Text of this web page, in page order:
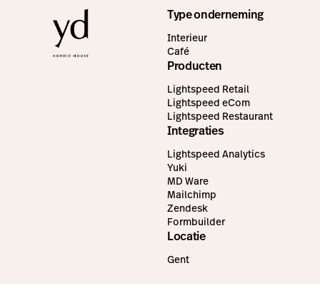
Type onderneming
Interieur
Café
Producten
Lightspeed Retail
Lightspeed eCom
Lightspeed Restaurant
Integraties
Lightspeed Analytics
Yuki
MD Ware
Mailchimp
Zendesk
Formbuilder
Locatie
Gent